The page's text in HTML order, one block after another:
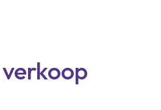
verkoop